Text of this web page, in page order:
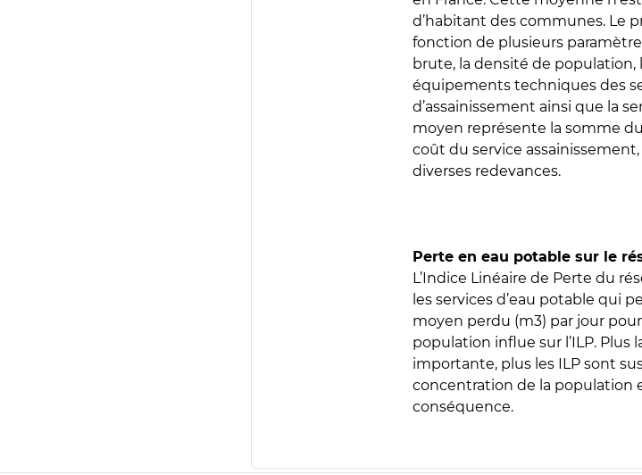
d’habitant des communes. Le
fonction de plusieurs
brute, la densité de population,
équipements techniques des
d’assainissement ainsi que la
moyen représente la somme
coût du service
diverses redevances.
Perte en eau potable sur le
L’Indice Linéaire de Perte du
les services d’eau potable qui
moyen perdu (m3) par jour
population influe sur l’ILP.
importante, plus les ILP sont
concentration de la population
conséquence.